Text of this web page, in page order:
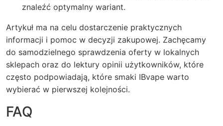
znaleźć optymalny wariant.
Artykuł ma na celu dostarczenie praktycznych
informacji i pomoc w decyzji zakupowej. Zachęcamy
do samodzielnego sprawdzenia oferty w lokalnych
sklepach oraz do lektury opinii użytkowników, które
często podpowiadają, które smaki IBvape warto
wybierać w pierwszej kolejności.
FAQ